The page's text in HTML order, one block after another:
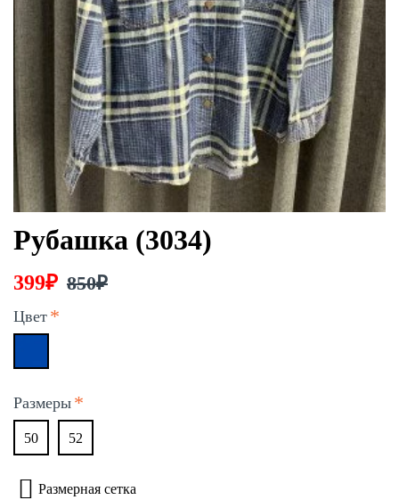
Рубашка (3034)
399₽ 850₽
Цвет
Размеры
50 52
Размерная сетка